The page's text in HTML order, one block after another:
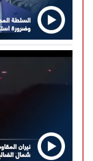
السلطة
وضرورة
نيران
شمال